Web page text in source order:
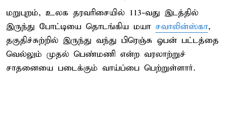
மறுபுறம், உலக தரவரிசையில் 113-வது இடத்தில்
இருந்து போட்டியை தொடங்கிய மயா சவாலின்ஸ்கா,
தகுதிச்சுற்றில் இருந்து வந்து பிரெஞ்சு ஓபன் பட்டத்தை
வெல்லும் முதல் பெண்மணி என்ற வரலாற்றுச்
சாதனையை படைக்கும் வாய்ப்பை பெற்றுள்ளார்.